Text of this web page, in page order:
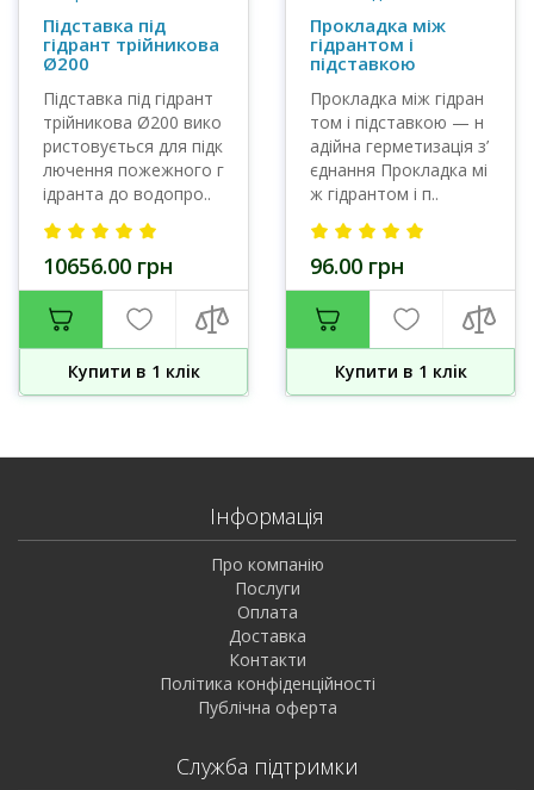
Підставка під
гідрант трійникова
Ø200
Підставка під гідрант
трійникова Ø200 вико
ристовується для підк
лючення пожежного г
ідранта до водопро..
10656.00 грн
Купити в 1 клiк
Прокладка між
гідрантом і
підставкою
Прокладка між гідран
том і підставкою — н
адійна герметизація з’
єднання Прокладка мі
ж гідрантом і п..
96.00 грн
Купити в 1 клiк
Інформація
Про компанію
Послуги
Оплата
Доставка
Контакти
Політика конфіденційності
Публічна оферта
Служба підтримки